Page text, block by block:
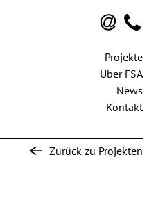
Projekte
Über FSA
News
Kontakt
Zurück zu Projekten